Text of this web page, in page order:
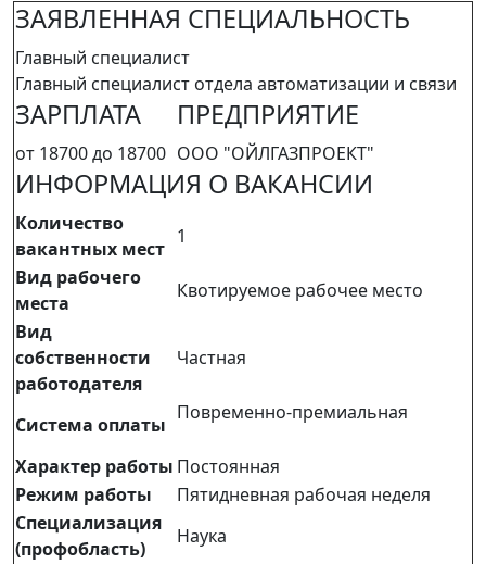
ЗАЯВЛЕННАЯ СПЕЦИАЛЬНОСТЬ
Главный специалист
Главный специалист отдела автоматизации и связи
ЗАРПЛАТА ПРЕДПРИЯТИЕ
от 18700 до 18700 ООО "ОЙЛГАЗПРОЕКТ"
ИНФОРМАЦИЯ О ВАКАНСИИ
Количество
вакантных мест
1
Вид рабочего
места
Квотируемое рабочее место
Вид
собственности
работодателя
Частная
Система оплаты
Повременно-премиальная
Характер работы Постоянная
Режим работы
Пятидневная рабочая неделя
Специализация
(профобласть)
Наука